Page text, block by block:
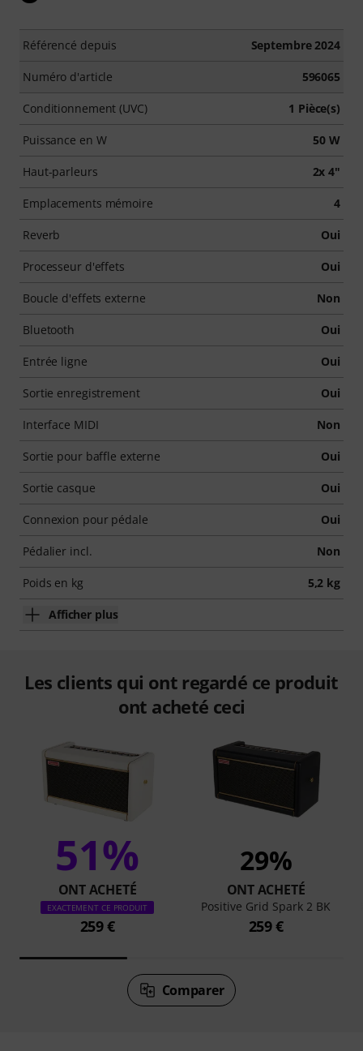
Référencé depuis Septembre 2024
Numéro d'article 596065
Conditionnement (UVC) 1 Pièce(s)
Puissance en W 50 W
Haut-parleurs 2x 4"
Emplacements mémoire 4
Reverb Oui
Processeur d'effets Oui
Boucle d'effets externe Non
Bluetooth Oui
Entrée ligne Oui
Sortie enregistrement Oui
Interface MIDI Non
Sortie pour baffle externe Oui
Sortie casque Oui
Connexion pour pédale Oui
Pédalier incl. Non
Poids en kg 5,2 kg
Afficher plus
Les clients qui ont regardé ce produit
ont acheté ceci
51%
ONT ACHETÉ
EXACTEMENT CE PRODUIT
259 €
29%
ONT ACHETÉ
Positive Grid Spark 2 BK
259 €
Comparer